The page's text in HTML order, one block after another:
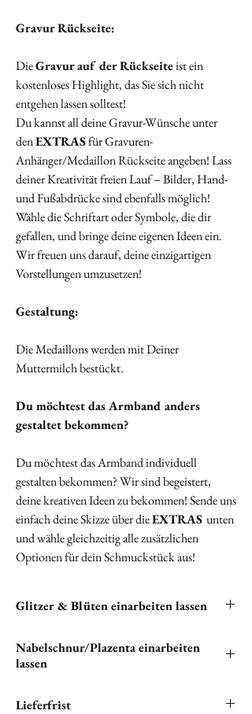
Gravur Rückseite:
DieGravur auf der Rückseiteist ein
kostenloses Highlight, das Sie sich nicht
entgehen lassen solltest!
Du kannst all deine Gravur-Wünsche unter
denEXTRASfür Gravuren-
Anhänger/Medaillon Rückseite angeben! Lass
deiner Kreativität freien Lauf – Bilder, Hand-
und Fußabdrücke sind ebenfalls möglich!
Wähle die Schriftart oder Symbole, die dir
gefallen, und bringe deine eigenen Ideen ein.
Wir freuen uns darauf, deine einzigartigen
Vorstellungen umzusetzen!
Gestaltung:
Die Medaillons werden mit Deiner
Muttermilch bestückt.
Du möchtest das Armband anders
gestaltet bekommen?
Du möchtest das Armband individuell
gestalten bekommen? Wir sind begeistert,
deine kreativen Ideen zu bekommen! Sende uns
einfach deine Skizze über dieEXTRAS unten
und wähle gleichzeitig alle zusätzlichen
Optionen für dein Schmuckstück aus!
Glitzer & Blüten einarbeiten lassen
deine Halskette einarbeiten zu lassen. Bitte
klicken unten auf "
Nabelschnur/Plazenta einarbeiten
lassen
Lieferfrist